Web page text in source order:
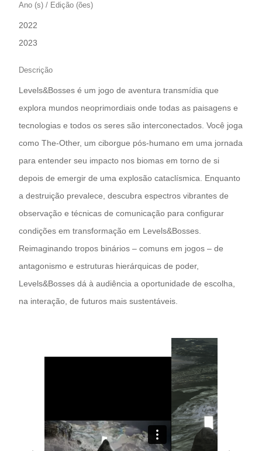
Ano (s) / Edição (ões)
2022
|2023
Descrição
Levels&Bosses é um jogo de aventura transmídia que
explora mundos neoprimordiais onde todas as paisagens e
tecnologias e todos os seres são interconectados. Você joga
como The-Other, um ciborgue pós-humano em uma jornada
para entender seu impacto nos biomas em torno de si
depois de emergir de uma explosão cataclísmica. Enquanto
a destruição prevalece, descubra espectros vibrantes de
observação e técnicas de comunicação para configurar
condições em transformação em Levels&Bosses.
Reimaginando tropos binários – comuns em jogos – de
antagonismo e estruturas hierárquicas de poder,
Levels&Bosses dá à audiência a oportunidade de escolha,
na interação, de futuros mais sustentáveis.